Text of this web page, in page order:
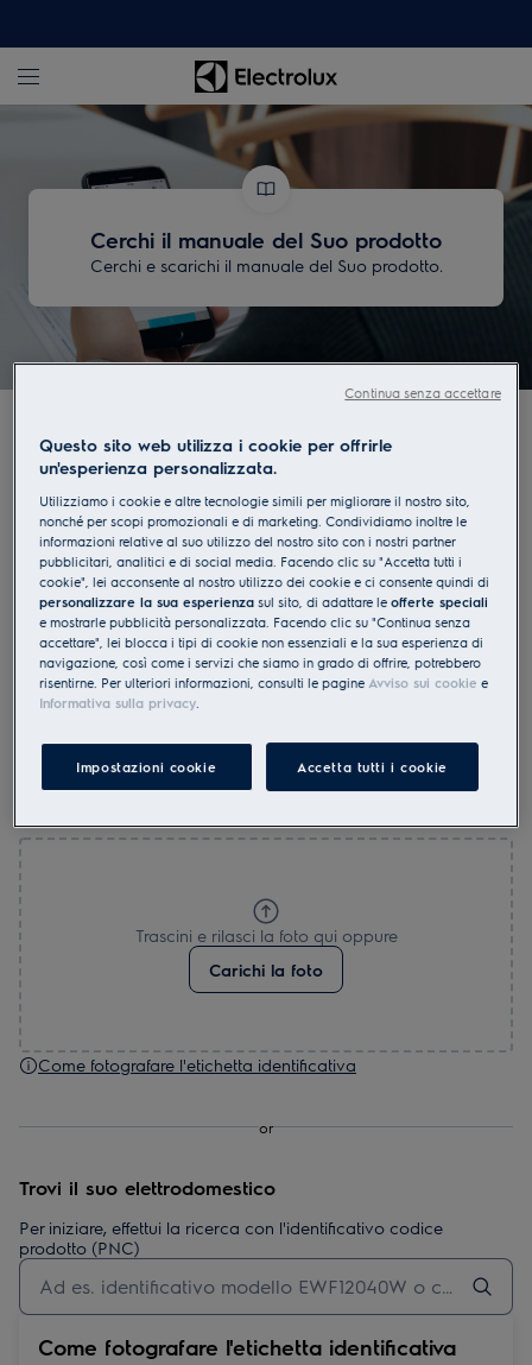
Cerchi il manuale del Suo prodotto
Cerchi e scarichi il manuale del Suo prodotto.
Scaricare istruzioni per
l’uso
Qui può trovare le istruzioni per l’uso del suo prodotto
Electrolux. Se riscontra un problema con il suo
apparecchio consulti la sezioneassistenza onlinee
cerca una soluzione nella finestra di ricerca o usi le
nostreguide per le impostazioni ottimali
dell'apparecchio per la preparazione del suo cibo.Nel
nostroshoppuò trovare comodamente online i ricambi
Come fotografare l'etichetta identificativa
Trascini e rilasci la foto qui oppure
Carichi la foto
Come fotografare l'etichetta identificativa
or
Trovi il suo elettrodomestico
Per iniziare, effettui la ricerca con l'identificativo codice
prodotto (PNC)
Come fotografare l'etichetta identificativa
Questo sito web utilizza i cookie per offrirle
un'esperienza personalizzata.
Utilizziamo i cookie e altre tecnologie simili per migliorare il nostro sito,
nonché per scopi promozionali e di marketing. Condividiamo inoltre le
informazioni relative al suo utilizzo del nostro sito con i nostri partner
pubblicitari, analitici e di social media. Facendo clic su "Accetta tutti i
cookie", lei acconsente al nostro utilizzo dei cookie e ci consente quindi di
personalizzare la sua esperienzasul sito, di adattare leofferte speciali
e mostrarle pubblicità personalizzata. Facendo clic su "Continua senza
accettare", lei blocca i tipi di cookie non essenziali e la sua esperienza di
navigazione, così come i servizi che siamo in grado di offrire, potrebbero
risentirne. Per ulteriori informazioni, consulti le pagineAvviso sui cookie e
Informativa sulla privacy.
Impostazioni cookie Accetta tutti i cookie
Continua senza accettare